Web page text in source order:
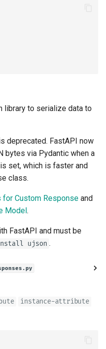
SQL（关系型）数据库
更大的应用 - 多个文件
流式传输 JSON Lines
后台任务
元数据和文档 URL
高级 Python 类型
在 JSON 中使用 Base64
字节
严格的 Content-Type 检查
library to serialize data to
deprecated. FastAPI now
bytes via Pydantic when a
set, which is faster and
class.
for Custom Response and
Model.
FastAPI and must be
ujson .
instance-attribute